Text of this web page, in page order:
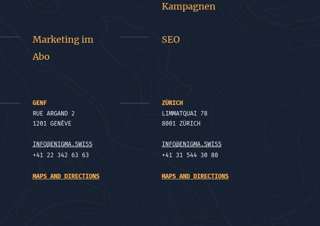
Kampagnen
Marketing im
Abo
SEO
GENF
RUE ARGAND 2
1201 GENÈVE
INFO@ENIGMA.SWISS
+41 22 342 63 63
MAPS AND DIRECTIONS
ZÜRICH
LIMMATQUAI 78
8001 ZÜRICH
INFO@ENIGMA.SWISS
+41 31 544 30 80
MAPS AND DIRECTIONS